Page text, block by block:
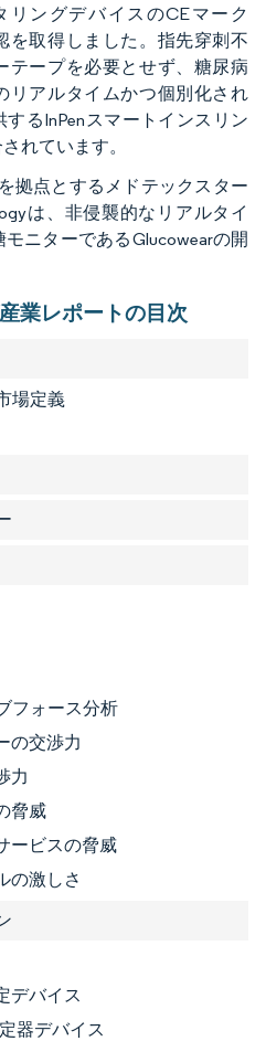
リングデバイスのCEマーク
を取得しました。指先穿刺不
テープを必要とせず、糖尿病
リアルタイムかつ個別化され
るInPenスマートインスリン
れています。
拠点とするメドテックスター
は、非侵襲的なリアルタイ
ニターであるGlucowearの開
業レポートの目次
場定義
フォース分析
の交渉力
力
脅威
ービスの脅威
の激しさ
デバイス
器デバイス